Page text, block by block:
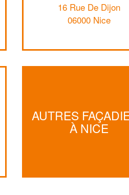
16 Rue De Dijon
06000 Nice
AUTRES
À NICE